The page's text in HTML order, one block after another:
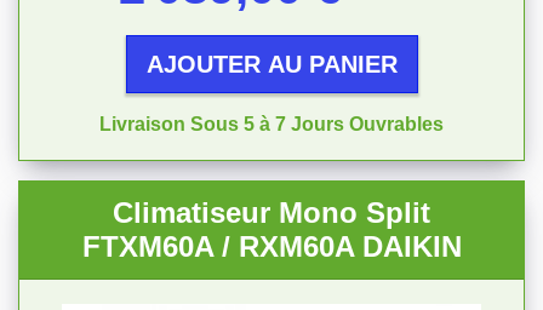
AJOUTER AU PANIER
Livraison Sous 5 à 7 Jours Ouvrables
Climatiseur Mono Split
FTXM60A / RXM60A DAIKIN